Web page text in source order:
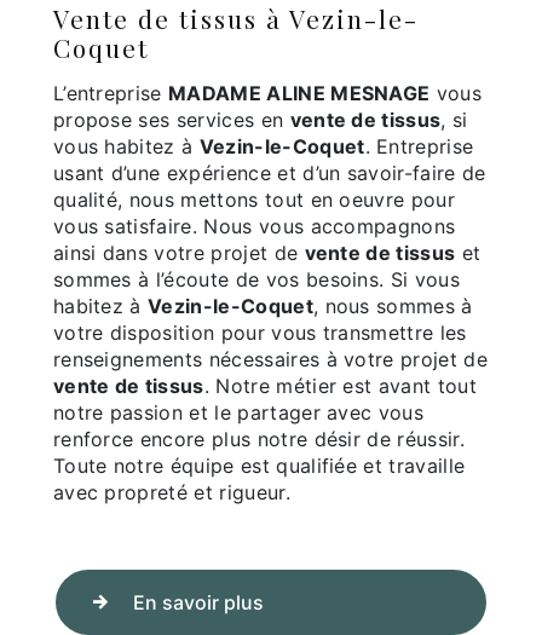
vente de tissus à Vezin-le-
Coquet
L’entreprise MADAME ALINE MESNAGE vous
propose ses services en vente de tissus, si
vous habitez à Vezin-le-Coquet. Entreprise
usant d’une expérience et d’un savoir-faire de
qualité, nous mettons tout en oeuvre pour
vous satisfaire. Nous vous accompagnons
ainsi dans votre projet de vente de tissus et
sommes à l’écoute de vos besoins. Si vous
habitez àVezin-le-Coquet, nous sommes à
votre disposition pour vous transmettre les
renseignements nécessaires à votre projet de
vente de tissus. Notre métier est avant tout
notre passion et le partager avec vous
renforce encore plus notre désir de réussir.
Toute notre équipe est qualifiée et travaille
avec propreté et rigueur.
En savoir plus